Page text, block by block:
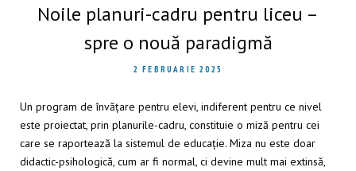
Noile planuri-cadru pentru liceu –
spre o nouă paradigmă
2 FEBRUARIE 2025
Un program de învățare pentru elevi, indiferent pentru ce nivel
este proiectat, prin planurile-cadru, constituie o miză pentru cei
care se raportează la sistemul de educație. Miza nu este doar
didactic-psihologică, cum ar fi normal, ci devine mult mai extinsă,